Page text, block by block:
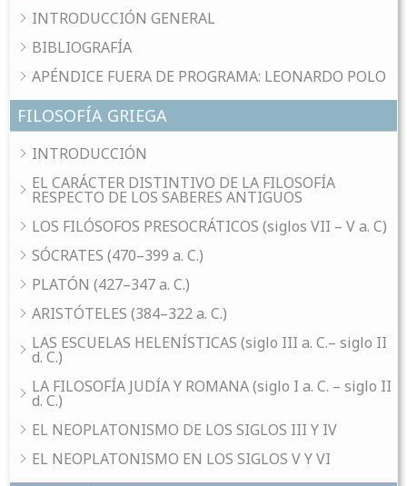
INTRODUCCIÓN GENERAL
BIBLIOGRAFÍA
APÉNDICE FUERA DE PROGRAMA: LEONARDO POLO
FILOSOFÍA GRIEGA
INTRODUCCIÓN
EL CARÁCTER DISTINTIVO DE LA FILOSOFÍA
RESPECTO DE LOS SABERES ANTIGUOS
LOS FILÓSOFOS PRESOCRÁTICOS (siglos VII – V a. C)
SÓCRATES (470–399 a. C.)
PLATÓN (427–347 a. C.)
ARISTÓTELES (384–322 a. C.)
LAS ESCUELAS HELENÍSTICAS (siglo III a. C.– siglo II
d. C.)
LA FILOSOFÍA JUDÍA Y ROMANA (siglo I a. C. – siglo II
d. C.)
EL NEOPLATONISMO DE LOS SIGLOS III Y IV
EL NEOPLATONISMO EN LOS SIGLOS V Y VI